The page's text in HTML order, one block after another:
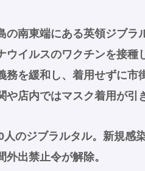
の南東端にある英領ジブラ
ウイルスのワクチンを接種
務を緩和し、着用せずに市
や店内ではマスク着用が引
人のジブラルタル。新規感
外出禁止令が解除。